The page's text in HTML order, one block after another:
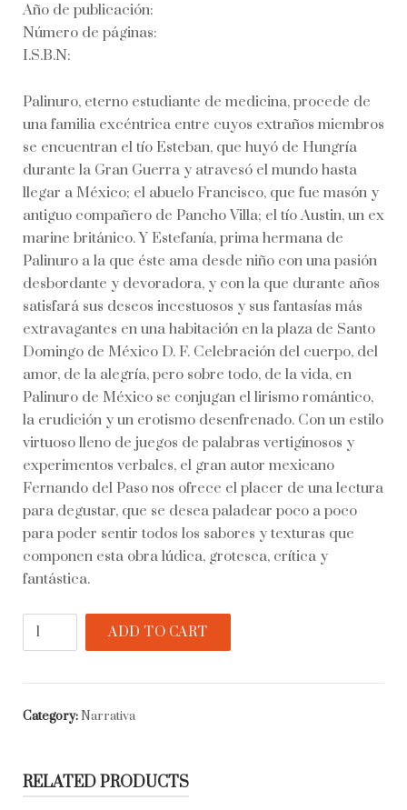
Año de publicación:
Número de páginas:
I.S.B.N:
Palinuro, eterno estudiante de medicina, procede de
una familia excéntrica entre cuyos extraños miembros
se encuentran el tío Esteban, que huyó de Hungría
durante la Gran Guerra y atravesó el mundo hasta
llegar a México; el abuelo Francisco, que fue masón y
antiguo compañero de Pancho Villa; el tío Austin, un ex
marine británico. Y Estefanía, prima hermana de
Palinuro a la que éste ama desde niño con una pasión
desbordante y devoradora, y con la que durante años
satisfará sus deseos incestuosos y sus fantasías más
extravagantes en una habitación en la plaza de Santo
Domingo de México D. F. Celebración del cuerpo, del
amor, de la alegría, pero sobre todo, de la vida, en
Palinuro de México se conjugan el lirismo romántico,
la erudición y un erotismo desenfrenado. Con un estilo
virtuoso lleno de juegos de palabras vertiginosos y
experimentos verbales, el gran autor mexicano
Fernando del Paso nos ofrece el placer de una lectura
para degustar, que se desea paladear poco a poco
para poder sentir todos los sabores y texturas que
componen esta obra lúdica, grotesca, crítica y
fantástica.
Palinuro
quantity
ADD TO CART
Category:Narrativa
RELATED PRODUCTS